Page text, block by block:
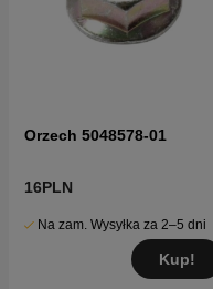
Orzech 5048578-01
16PLN
Na zam. Wysyłka za 2–5 dni
Kup!